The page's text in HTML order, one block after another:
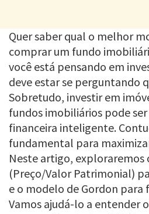
Quer saber qual o melhor
comprar um fundo
você está pensando em
deve estar se perguntando
Sobretudo, investir em
fundos imobiliários pode
financeira inteligente.
fundamental para
Neste artigo, exploraremos
(Preço/Valor Patrimonial)
e o modelo de Gordon para
Vamos ajudá-lo a entender